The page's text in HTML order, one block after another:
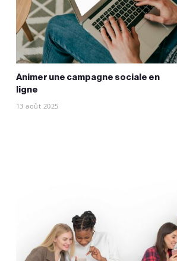
Animer une campagne sociale en
ligne
13 août 2025